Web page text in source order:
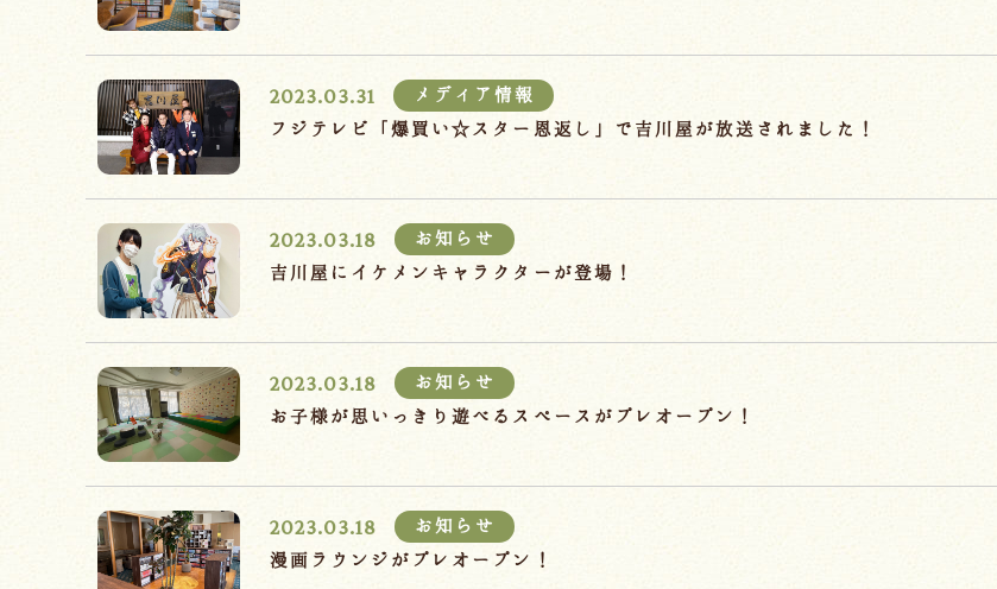
2023.03.31
メディア情報
フジテレビ「爆買い☆スター恩返し」で吉川屋が放送されました！
2023.03.18
お知らせ
吉川屋にイケメンキャラクターが登場！
2023.03.18
お知らせ
お子様が思いっきり遊べるスペースがプレオープン！
2023.03.18
お知らせ
漫画ラウンジがプレオープン！